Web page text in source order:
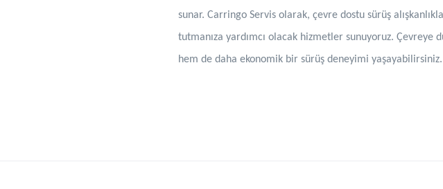
sunar. Carringo Servis olarak, çevre dostu sürüş
tutmanıza yardımcı olacak hizmetler sunuyoruz. Çevreye
hem de daha ekonomik bir sürüş deneyimi yaşayabilirsiniz.